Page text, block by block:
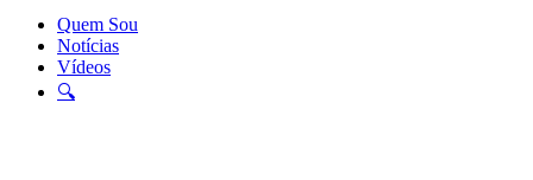
Quem Sou
Notícias
Vídeos
🔍